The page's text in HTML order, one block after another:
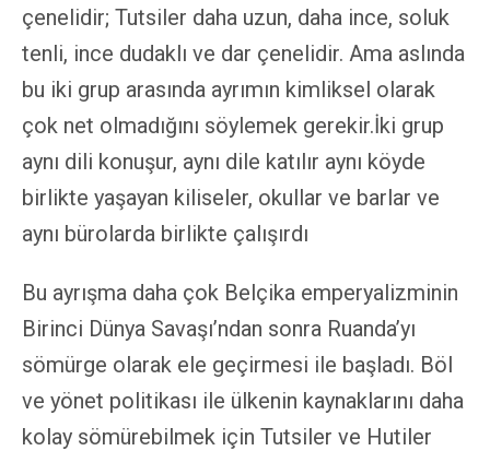
çenelidir; Tutsiler daha uzun, daha ince, soluk
tenli, ince dudaklı ve dar çenelidir. Ama aslında
bu iki grup arasında ayrımın kimliksel olarak
çok net olmadığını söylemek gerekir.İki grup
aynı dili konuşur, aynı dile katılır aynı köyde
birlikte yaşayan kiliseler, okullar ve barlar ve
aynı bürolarda birlikte çalışırdı
Bu ayrışma daha çok Belçika emperyalizminin
Birinci Dünya Savaşı’ndan sonra Ruanda’yı
sömürge olarak ele geçirmesi ile başladı. Böl
ve yönet politikası ile ülkenin kaynaklarını daha
kolay sömürebilmek için Tutsiler ve Hutiler